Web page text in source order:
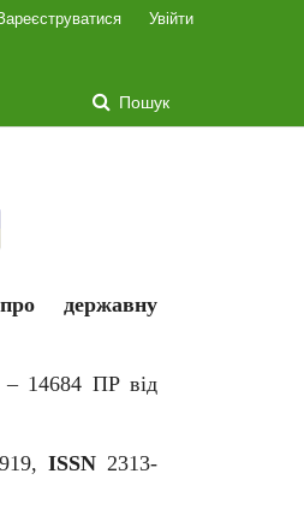
Пошук
Увійти
державну
14684 ПР від
ISSN 2313-